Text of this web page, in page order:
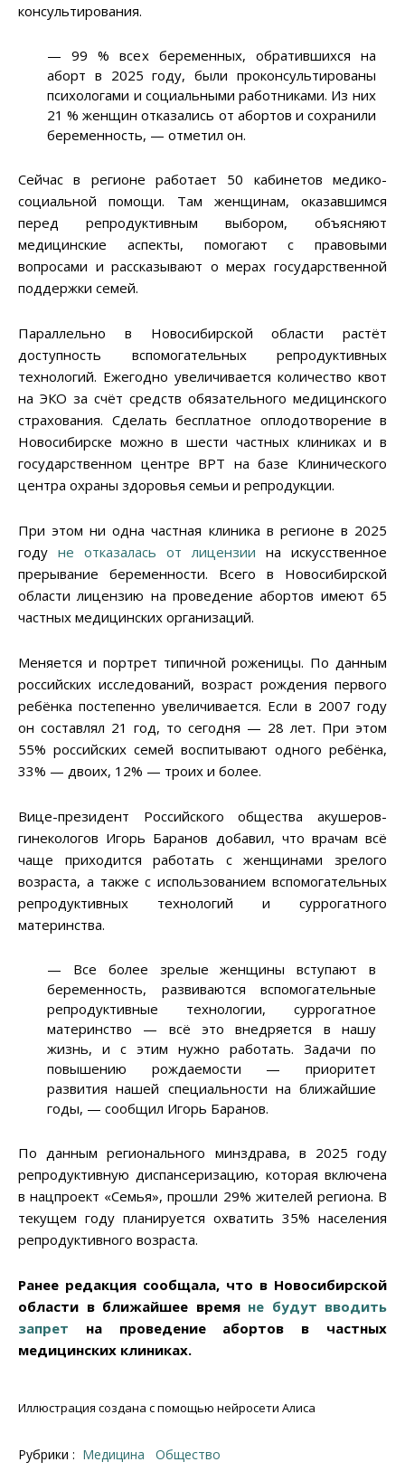
консультирования.
— 99 % всех беременных, обратившихся на
аборт в 2025 году, были проконсультированы
психологами и социальными работниками. Из них
21 % женщин отказались от абортов и сохранили
беременность, — отметил он.
Сейчас в регионе работает 50 кабинетов медико-
социальной помощи. Там женщинам, оказавшимся
перед репродуктивным выбором, объясняют
медицинские аспекты, помогают с правовыми
вопросами и рассказывают о мерах государственной
поддержки семей.
Параллельно в Новосибирской области растёт
доступность вспомогательных репродуктивных
технологий. Ежегодно увеличивается количество квот
на ЭКО за счёт средств обязательного медицинского
страхования. Сделать бесплатное оплодотворение в
Новосибирске можно в шести частных клиниках и в
государственном центре ВРТ на базе Клинического
центра охраны здоровья семьи и репродукции.
При этом ни одна частная клиника в регионе в 2025
году не отказалась от лицензии на искусственное
прерывание беременности. Всего в Новосибирской
области лицензию на проведение абортов имеют 65
частных медицинских организаций.
Меняется и портрет типичной роженицы. По данным
российских исследований, возраст рождения первого
ребёнка постепенно увеличивается. Если в 2007 году
он составлял 21 год, то сегодня — 28 лет. При этом
55% российских семей воспитывают одного ребёнка,
33% — двоих, 12% — троих и более.
Вице-президент Российского общества акушеров-
гинекологов Игорь Баранов добавил, что врачам всё
чаще приходится работать с женщинами зрелого
возраста, а также с использованием вспомогательных
репродуктивных технологий и суррогатного
материнства.
— Все более зрелые женщины вступают в
беременность, развиваются вспомогательные
репродуктивные технологии, суррогатное
материнство — всё это внедряется в нашу
жизнь, и с этим нужно работать. Задачи по
повышению рождаемости — приоритет
развития нашей специальности на ближайшие
годы, — сообщил Игорь Баранов.
По данным регионального минздрава, в 2025 году
репродуктивную диспансеризацию, которая включена
в нацпроект «Семья», прошли 29% жителей региона. В
текущем году планируется охватить 35% населения
репродуктивного возраста.
Ранее редакция сообщала, что в Новосибирской
области в ближайшее время не будут вводить
запрет на проведение абортов в частных
медицинских клиниках.
Иллюстрация создана с помощью нейросети Алиса
Рубрики : Медицина Общество